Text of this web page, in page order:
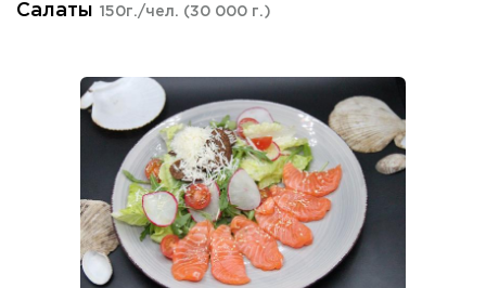
Салаты 150г./чел. (30 000 г.)